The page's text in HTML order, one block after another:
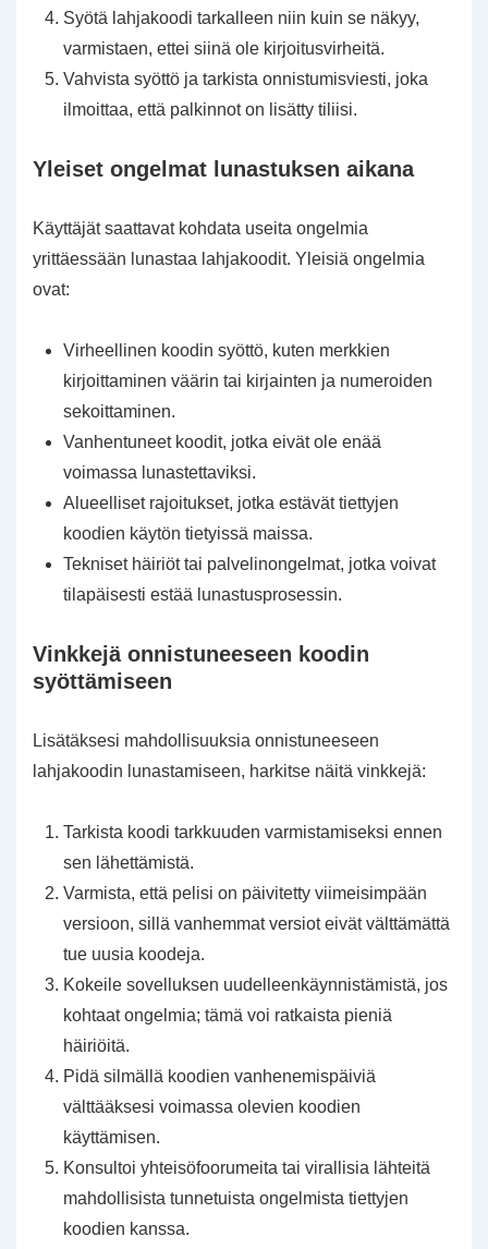
Syötä lahjakoodi tarkalleen niin kuin se näkyy,
varmistaen, ettei siinä ole kirjoitusvirheitä.
Vahvista syöttö ja tarkista onnistumisviesti, joka
ilmoittaa, että palkinnot on lisätty tiliisi.
Yleiset ongelmat lunastuksen aikana
Käyttäjät saattavat kohdata useita ongelmia
yrittäessään lunastaa lahjakoodit. Yleisiä ongelmia
ovat:
Virheellinen koodin syöttö, kuten merkkien
kirjoittaminen väärin tai kirjainten ja numeroiden
sekoittaminen.
Vanhentuneet koodit, jotka eivät ole enää
voimassa lunastettaviksi.
Alueelliset rajoitukset, jotka estävät tiettyjen
koodien käytön tietyissä maissa.
Tekniset häiriöt tai palvelinongelmat, jotka voivat
tilapäisesti estää lunastusprosessin.
Vinkkejä onnistuneeseen koodin
syöttämiseen
Lisätäksesi mahdollisuuksia onnistuneeseen
lahjakoodin lunastamiseen, harkitse näitä vinkkejä:
Tarkista koodi tarkkuuden varmistamiseksi ennen
sen lähettämistä.
Varmista, että pelisi on päivitetty viimeisimpään
versioon, sillä vanhemmat versiot eivät välttämättä
tue uusia koodeja.
Kokeile sovelluksen uudelleenkäynnistämistä, jos
kohtaat ongelmia; tämä voi ratkaista pieniä
häiriöitä.
Pidä silmällä koodien vanhenemispäiviä
välttääksesi voimassa olevien koodien
käyttämisen.
Konsultoi yhteisöfoorumeita tai virallisia lähteitä
mahdollisista tunnetuista ongelmista tiettyjen
koodien kanssa.